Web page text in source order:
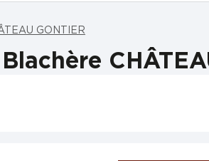
GONTIER